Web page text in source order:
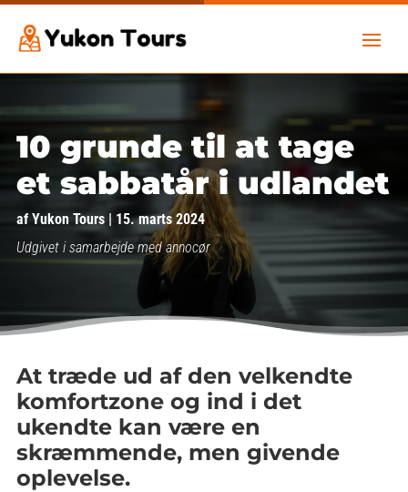
10 grunde til at tage
et sabbatår i udlandet
af Yukon Tours| 15. marts 2024
Udgivet i samarbejde med annocør
At træde ud af den velkendte
komfortzone og ind i det
ukendte kan være en
skræmmende, men givende
oplevelse.